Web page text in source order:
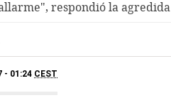
respondió la agredida
- 01:24 CEST